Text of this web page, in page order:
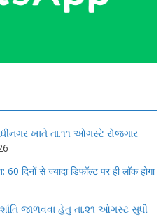
ખાતે તા.૧૧ ઓગસ્ટે રોજગાર
दिनों से ज्यादा डिफॉल्ट पर ही लॉक होगा
શાંતિ જાળવવા હેતુ તા.૨૧ ઓગસ્ટ સુધી